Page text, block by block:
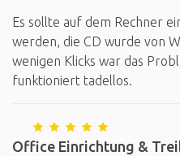
Es sollte auf dem Rechner
werden, die CD wurde von
wenigen Klicks war das
funktioniert tadellos.
Office Einrichtung &